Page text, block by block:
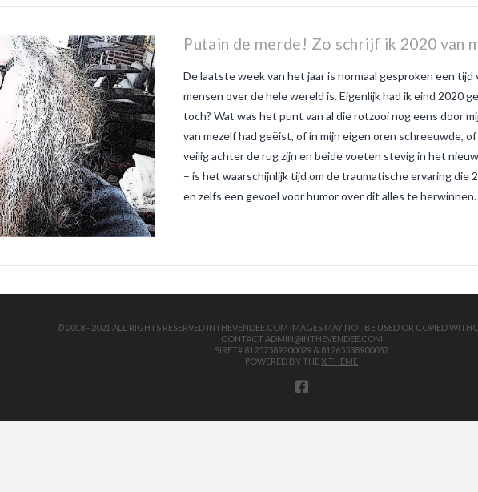
Putain de merde! Zo schrijf ik 2020 van
De laatste week van het jaar is normaal gesproken een
mensen over de hele wereld is. Eigenlijk had ik eind 2020
toch? Wat was het punt van al die rotzooi nog eens door
van mezelf had geëist, of in mijn eigen oren schreeuwde,
veilig achter de rug zijn en beide voeten stevig in het
– is het waarschijnlijk tijd om de traumatische ervaring die
en zelfs een gevoel voor humor over dit alles te
© 2018 - 2021 ALL RIGHTS RESERVED INTHEVENDEE.COM IMAGES MAY NOT BE USED OR COPIED
CONTACT ADMIN@INTHEVENDEE.COM
SIRET# 81257589200029 & 81265538900037
POWERED BY THEX THEME